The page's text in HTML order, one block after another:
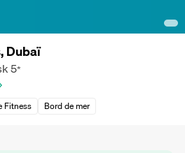
Dubaï
5*
Fitness Bord de mer